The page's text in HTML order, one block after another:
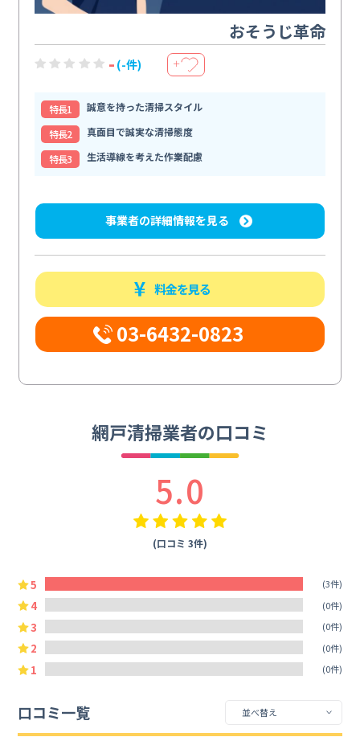
おそうじ革命
- (-件) ＋
特⻑1
誠意を持った清掃スタイル
特⻑2
真面目で誠実な清掃態度
特⻑3
生活導線を考えた作業配慮
事業者の詳細情報を見る
料金を見る
03-6432-0823
網戸清掃業者の口コミ
5.0
(口コミ 3件)
5 (3件)
4 (0件)
3 (0件)
2 (0件)
1 (0件)
口コミ一覧